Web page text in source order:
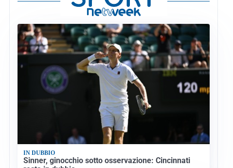
IN DUBBIO
Sinner, ginocchio sotto osservazione: Cincinnati